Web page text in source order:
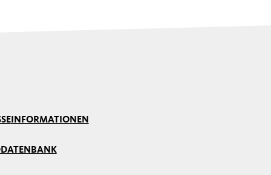
INFORMATIONEN